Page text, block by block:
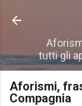
tutti gli
Aforismi,
Compagnia